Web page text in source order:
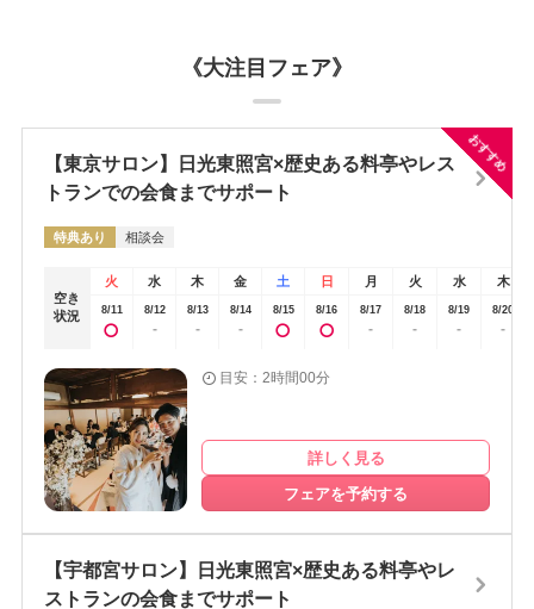
待状や席札、メニューなど同じデザインでふたりで手作りしました。
ーを組み立ててくださるとのことでした。私の家族が好き嫌いが多い
ことと祖父が病気の為食べられるものが制限があったのですが、希望
をしっかりと聞いてくださいました。祖父は珍しく完食していまし
た。子供用の食事も手寧に希望を聞いて下さり、来てくれた全員が本
当に食事が美味しかったと喜んでくれました。料理ではないかもしれ
ないのですが、ケーキカットの代わりに行ったウエディング羊羹の入
刀をした羊羹が本当に瑞々しい美味しい羊羹でした。帰りにお土産で
買って帰りました。観光地ということもあり、路線バスやタクシーは
もあります。お金は多少かかりますが、私たちはゲストのことを考え
て貸切バスを準備してそちらを利用してもらいました。結婚式を行う
日光東照宮の周りは樹齢がどのくらいになるか分かりませんが立派な
杉の木が沢山ありました。また、最後に写真撮影をした場所にあった
日本庭園みたいな場所は写真がとても綺麗に撮れました。大満足の写
さな情報も教えてくださり、前に結婚したカップル（？多分そういっ
はなく、プランもたくさんご紹介いただいたので、ここにしようとい
う話になりました。東照宮の場合、控室から祈祷殿まで階段が70段ほ
いる方はどういうふうに対応したらいいかスタッフの方に聞くと良い
かなと思います。
っかり食べる時間も確保してもらったのでお腹いっぱいになりまし
た。特になしです。私の衣裳だけグレードアップしました。おおむね
最初の見積もり通りです。私たちは和洋折衷のところを選びました
が、相談会の時に色々ご紹介いただき、楽しかったです。天ぷらがと
てもおいしかったのと、ウエディング羊羹をデザートで食べられてよ
バスを手配してもらえます。ルートは打ち合わせでいろいろ相談し、
準備が始まるため朝ごはんどうしたらいいですか、みたいな質問でも
答えていただき心強かったです。結婚式ぎりぎりまでかなり仕事が忙
メールや電話で細かくやり取りもしてくださったり、オンラインで打
ち合わせ出来たりと不安は無かったです！家族だけでの結婚式のた
め、友達の参列はできないです。当日はたぶん朝早いですが、軽食を
とってから着付けした方が体力が持ちました。
《大注目フェア》
おすすめ
【東京サロン】日光東照宮×歴史ある料亭やレス
トランでの会食までサポート
特典あり 相談会
空き
状況
火 水 木 金 土 日 月 火 水 木
8/11 8/12
-
8/13
-
8/14
-
8/15 8/16 8/17
-
8/18
-
8/19
-
8/20
-
目安：2時間00分
詳しく見る
フェアを予約する
【宇都宮サロン】日光東照宮×歴史ある料亭やレ
ストランの会食までサポート